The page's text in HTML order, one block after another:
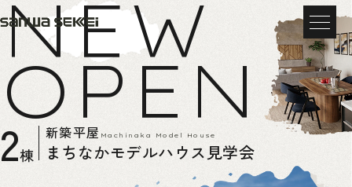
NEW
OPEN
2棟
新築平屋 Machinaka Model House
まちなかモデルハウス見学会